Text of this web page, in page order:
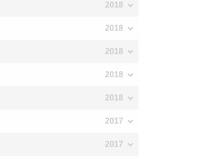
2018
2018
2018
2018
2018
2017
2017